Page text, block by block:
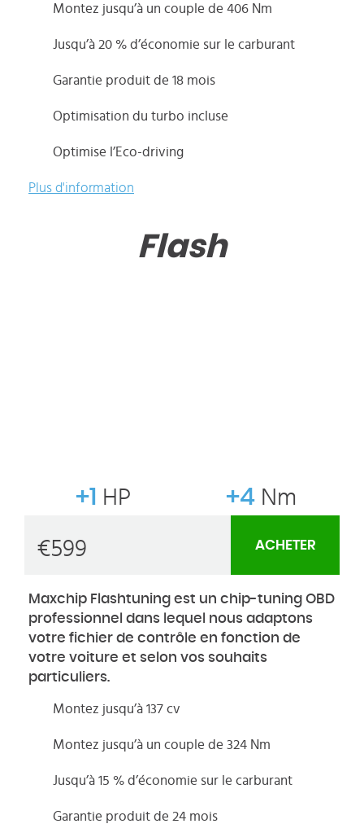
Montez jusqu’à un couple de 406 Nm
Jusqu’à 20 % d’économie sur le carburant
Garantie produit de 18 mois
Optimisation du turbo incluse
Optimise l’Eco-driving
Plus d'information
Flash
+1 HP +4 Nm
€599 ACHETER
Maxchip Flashtuning est un chip-tuning OBD
professionnel dans lequel nous adaptons
votre fichier de contrôle en fonction de
votre voiture et selon vos souhaits
particuliers.
Montez jusqu’à 137 cv
Montez jusqu’à un couple de 324 Nm
Jusqu’à 15 % d’économie sur le carburant
Garantie produit de 24 mois